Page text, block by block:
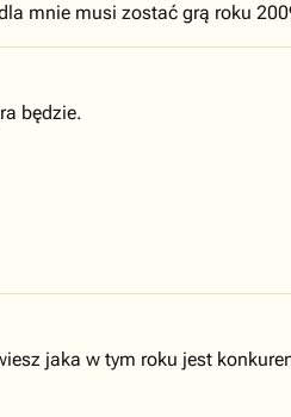
mnie musi zostać grą roku
będzie.
jaka w tym roku jest